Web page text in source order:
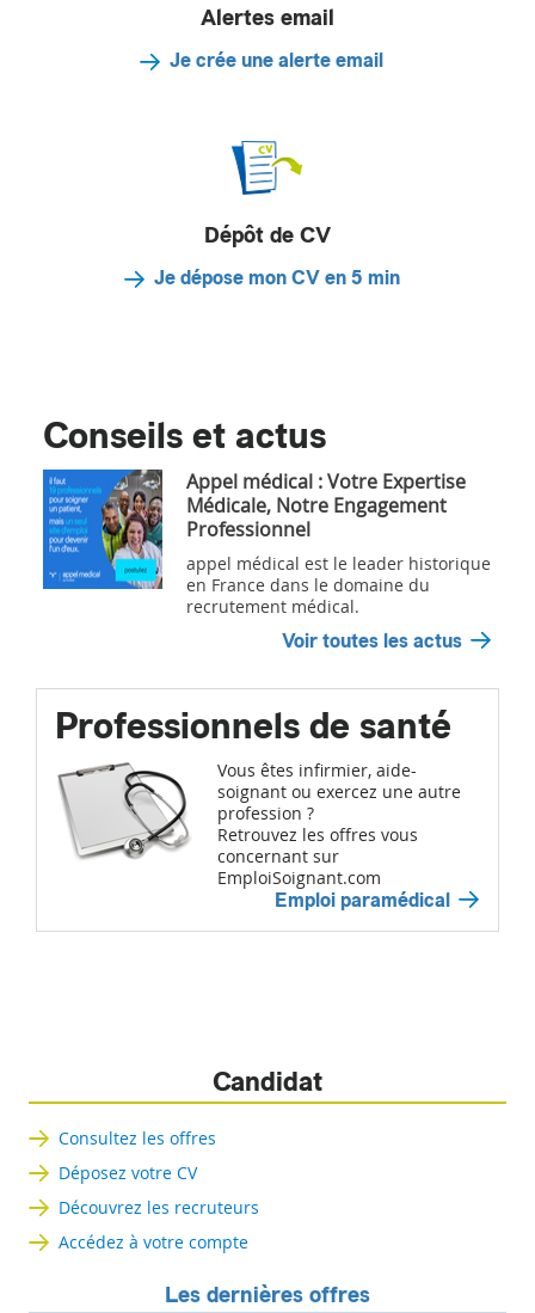
Alertes email
Je crée une alerte email
Dépôt de CV
Je dépose mon CV en 5 min
Conseils et actus
Appel médical : Votre Expertise
Médicale, Notre Engagement
Professionnel
appel médical est le leader historique
en France dans le domaine du
recrutement médical.
Voir toutes les actus
Professionnels de santé
Vous êtes infirmier, aide-
soignant ou exercez une autre
profession ?
Retrouvez les offres vous
concernant sur
EmploiSoignant.com
Emploi paramédical
Candidat
Consultez les offres
Déposez votre CV
Découvrez les recruteurs
Accédez à votre compte
Les dernières offres